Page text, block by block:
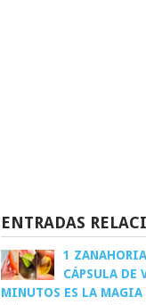
ENTRADAS
1
CÁPSULA DE
MINUTOS ES LA MAGIA